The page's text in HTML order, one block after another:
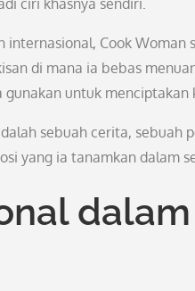
ciri khasnya sendiri.
Cook Woman
di mana ia bebas
untuk
sebuah cerita, sebuah
yang ia tanamkan dalam